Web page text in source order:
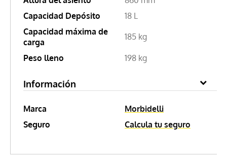
Capacidad Depósito
18 L
Capacidad máxima de
carga
185 kg
Peso lleno 198 kg
Información
Marca
Morbidelli
Seguro
Calcula tu seguro